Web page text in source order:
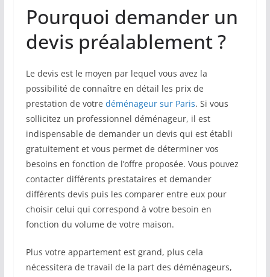
Pourquoi demander un
devis préalablement ?
Le devis est le moyen par lequel vous avez la
possibilité de connaître en détail les prix de
prestation de votre déménageur sur Paris. Si vous
sollicitez un professionnel déménageur, il est
indispensable de demander un devis qui est établi
gratuitement et vous permet de déterminer vos
besoins en fonction de l’offre proposée. Vous pouvez
contacter différents prestataires et demander
différents devis puis les comparer entre eux pour
choisir celui qui correspond à votre besoin en
fonction du volume de votre maison.
Plus votre appartement est grand, plus cela
nécessitera de travail de la part des déménageurs,